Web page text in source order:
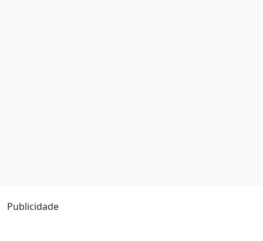
Publicidade